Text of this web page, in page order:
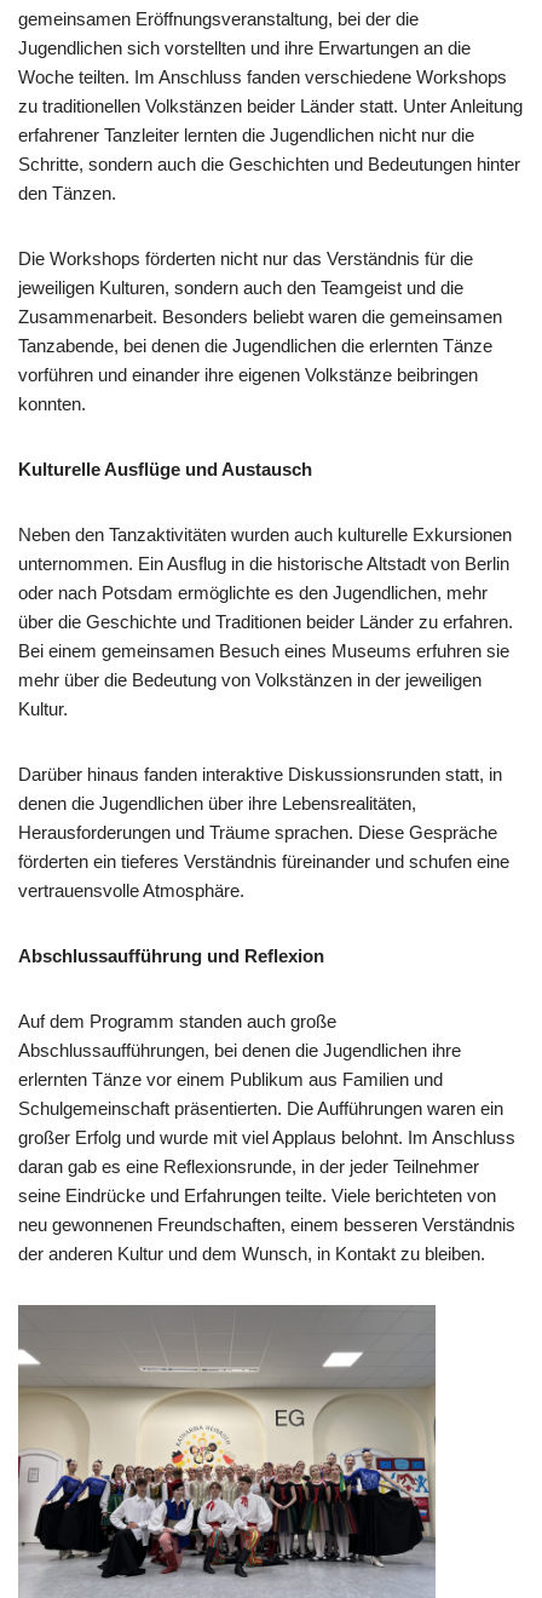
gemeinsamen Eröffnungsveranstaltung, bei der die
Jugendlichen sich vorstellten und ihre Erwartungen an die
Woche teilten. Im Anschluss fanden verschiedene Workshops
zu traditionellen Volkstänzen beider Länder statt. Unter Anleitung
erfahrener Tanzleiter lernten die Jugendlichen nicht nur die
Schritte, sondern auch die Geschichten und Bedeutungen hinter
den Tänzen.
Die Workshops förderten nicht nur das Verständnis für die
jeweiligen Kulturen, sondern auch den Teamgeist und die
Zusammenarbeit. Besonders beliebt waren die gemeinsamen
Tanzabende, bei denen die Jugendlichen die erlernten Tänze
vorführen und einander ihre eigenen Volkstänze beibringen
konnten.
Kulturelle Ausflüge und Austausch
Neben den Tanzaktivitäten wurden auch kulturelle Exkursionen
unternommen. Ein Ausflug in die historische Altstadt von Berlin
oder nach Potsdam ermöglichte es den Jugendlichen, mehr
über die Geschichte und Traditionen beider Länder zu erfahren.
Bei einem gemeinsamen Besuch eines Museums erfuhren sie
mehr über die Bedeutung von Volkstänzen in der jeweiligen
Kultur.
Darüber hinaus fanden interaktive Diskussionsrunden statt, in
denen die Jugendlichen über ihre Lebensrealitäten,
Herausforderungen und Träume sprachen. Diese Gespräche
förderten ein tieferes Verständnis füreinander und schufen eine
vertrauensvolle Atmosphäre.
Abschlussaufführung und Reflexion
Auf dem Programm standen auch große
Abschlussaufführungen, bei denen die Jugendlichen ihre
erlernten Tänze vor einem Publikum aus Familien und
Schulgemeinschaft präsentierten. Die Aufführungen waren ein
großer Erfolg und wurde mit viel Applaus belohnt. Im Anschluss
daran gab es eine Reflexionsrunde, in der jeder Teilnehmer
seine Eindrücke und Erfahrungen teilte. Viele berichteten von
neu gewonnenen Freundschaften, einem besseren Verständnis
der anderen Kultur und dem Wunsch, in Kontakt zu bleiben.